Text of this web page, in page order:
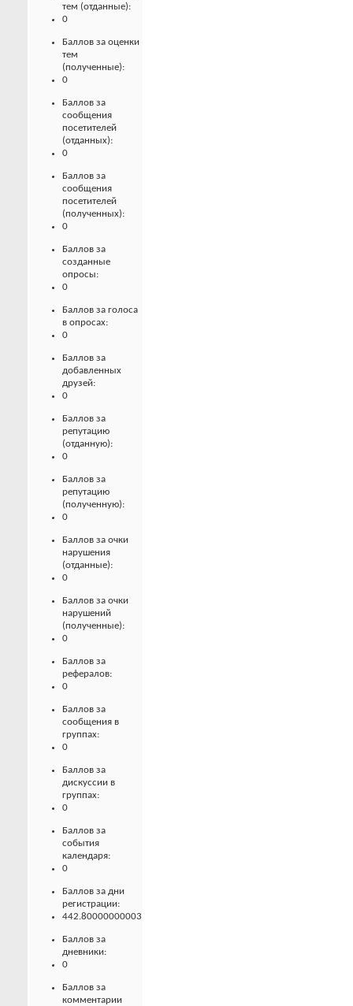
тем (отданные):
0
Баллов за оценки
тем
(полученные):
0
Баллов за
сообщения
посетителей
(отданных):
0
Баллов за
сообщения
посетителей
(полученных):
0
Баллов за
созданные
опросы:
0
Баллов за голоса
в опросах:
0
Баллов за
добавленных
друзей:
0
Баллов за
репутацию
(отданную):
0
Баллов за
репутацию
(полученную):
0
Баллов за очки
нарушения
(отданные):
0
Баллов за очки
нарушений
(полученные):
0
Баллов за
рефералов:
0
Баллов за
сообщения в
группах:
0
Баллов за
дискуссии в
группах:
0
Баллов за
события
календаря:
0
Баллов за дни
регистрации:
442.80000000003
Баллов за
дневники:
0
Баллов за
комментарии